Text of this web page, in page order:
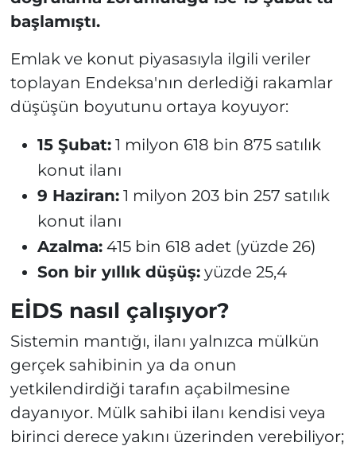
başlamıştı.
Emlak ve konut piyasasıyla ilgili veriler
toplayan Endeksa'nın derlediği rakamlar
düşüşün boyutunu ortaya koyuyor:
15 Şubat:1 milyon 618 bin 875 satılık
konut ilanı
9 Haziran:1 milyon 203 bin 257 satılık
konut ilanı
Azalma:415 bin 618 adet (yüzde 26)
Son bir yıllık düşüş:yüzde 25,4
EİDS nasıl çalışıyor?
Sistemin mantığı, ilanı yalnızca mülkün
gerçek sahibinin ya da onun
yetkilendirdiği tarafın açabilmesine
dayanıyor. Mülk sahibi ilanı kendisi veya
birinci derece yakını üzerinden verebiliyor;